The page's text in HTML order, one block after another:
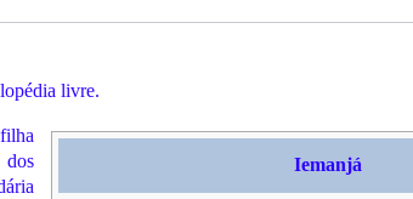
livre.
Iemanjá